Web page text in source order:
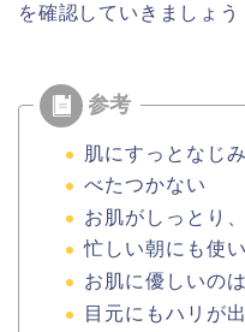
を確認していきましょう
肌にすっとなじ
べたつかない
お肌がしっとり
忙しい朝にも使
お肌に優しいの
目元にもハリが